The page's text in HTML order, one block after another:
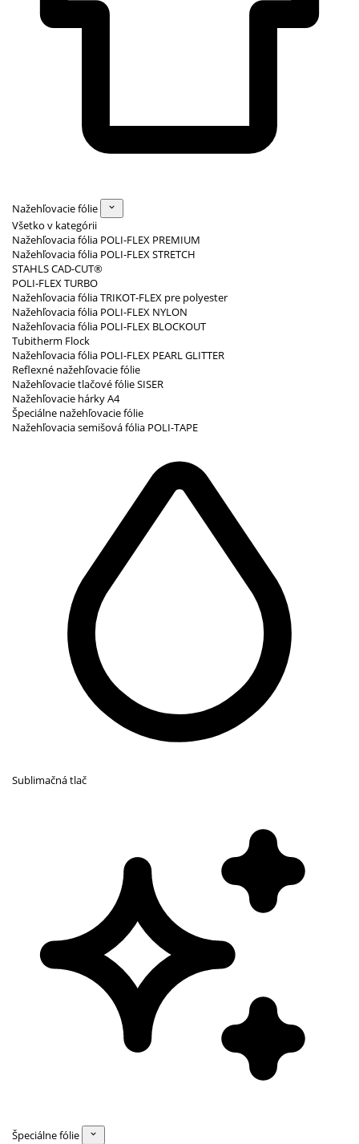
Nažehľovacie fólie
Všetko v kategórii
Nažehľovacia fólia POLI-FLEX PREMIUM
Nažehľovacia fólia POLI-FLEX STRETCH
STAHLS CAD-CUT®
POLI-FLEX TURBO
Nažehľovacia fólia TRIKOT-FLEX pre polyester
Nažehľovacia fólia POLI-FLEX NYLON
Nažehľovacia fólia POLI-FLEX BLOCKOUT
Tubitherm Flock
Nažehľovacia fólia POLI-FLEX PEARL GLITTER
Reflexné nažehľovacie fólie
Nažehľovacie tlačové fólie SISER
Nažehľovacie hárky A4
Špeciálne nažehľovacie fólie
Nažehľovacia semišová fólia POLI-TAPE
Sublimačná tlač
Špeciálne fólie